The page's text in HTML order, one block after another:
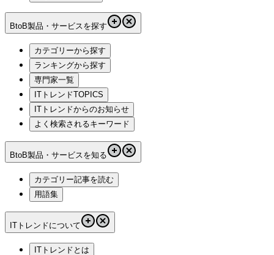
BtoB製品・サービスを探す
カテゴリーから探す
ランキングから探す
専門家一覧
ITトレンドTOPICS
ITトレンドからのお知らせ
よく検索されるキーワード
BtoB製品・サービスを知る
カテゴリー記事を読む
用語集
ITトレンドについて
ITトレンドとは